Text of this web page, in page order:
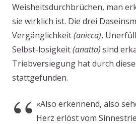
Weisheitsdurchbrüchen, man
sie wirklich ist. Die drei
Vergänglichkeit(anicca),
Selbst-losigkeit(anatta) sind
Triebversiegung hat durch
stattgefunden.
«Also erkennend, also
Herz erlöst vom